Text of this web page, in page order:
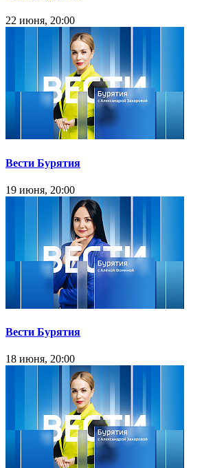
22 июня, 20:00
Вести Бурятия
19 июня, 20:00
Вести Бурятия
18 июня, 20:00